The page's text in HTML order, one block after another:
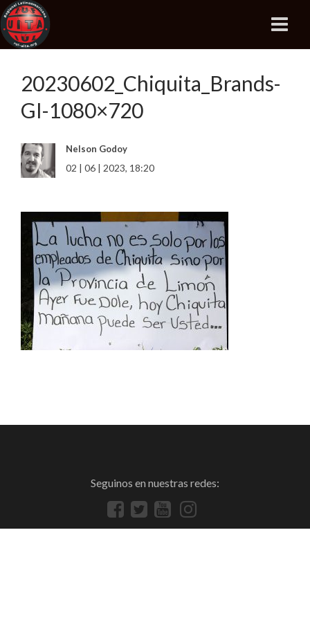
20230602_Chiquita_Brands-
GI-1080×720
Nelson Godoy
02 | 06 | 2023, 18:20
Seguinos en nuestras redes: